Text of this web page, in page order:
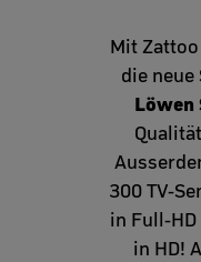
Mit
die neue
Löwen
300 TV-
in Full-
in HD!